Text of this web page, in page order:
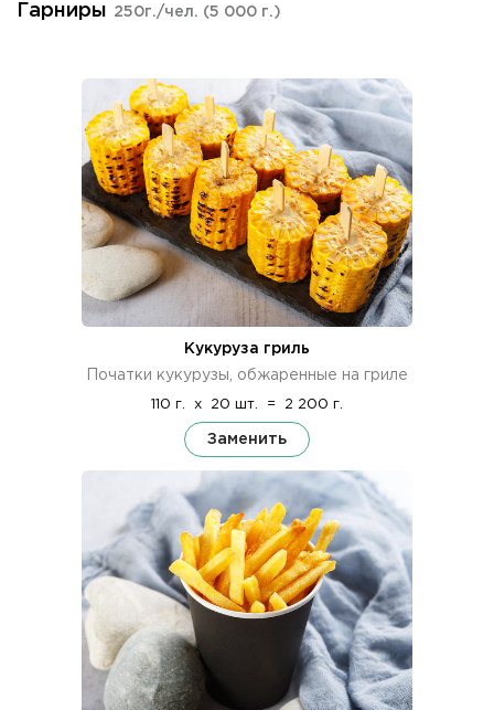
Гарниры 250г./чел. (5 000 г.)
Кукуруза гриль
Початки кукурузы, обжаренные на гриле
110 г. x 20 шт. = 2 200 г.
Заменить